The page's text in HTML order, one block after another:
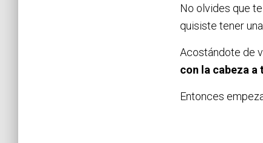
No olvides que
quisiste tener
Acostándote de
con la cabeza
Entonces